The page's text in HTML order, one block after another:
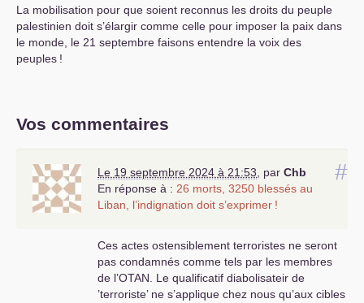
La mobilisation pour que soient reconnus les droits du peuple
palestinien doit s’élargir comme celle pour imposer la paix dans
le monde, le 21 septembre faisons entendre la voix des
peuples !
Vos commentaires
#
Le 19 septembre 2024 à 21:53 par Chb
En réponse à : 26 morts, 3250 blessés au
Liban, l’indignation doit s’exprimer !
Ces actes ostensiblement terroristes ne seront
pas condamnés comme tels par les membres
de l’OTAN . Le qualificatif diabolisateir de
’terroriste’ ne s’applique chez nous qu’aux cibles